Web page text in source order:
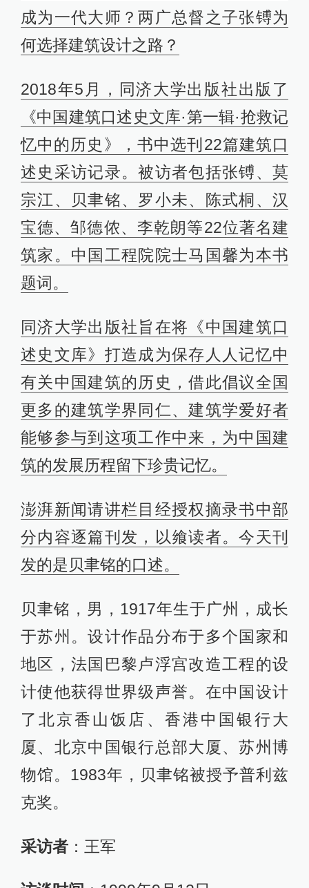
成为一代大师？两广总督之子张镈为
何选择建筑设计之路？
2018年5月，同济大学出版社出版了
《中国建筑口述史文库·第一辑·抢救记
忆中的历史》，书中选刊22篇建筑口
述史采访记录。被访者包括张镈、莫
宗江、贝聿铭、罗小未、陈式桐、汉
宝德、邹德侬、李乾朗等22位著名建
筑家。中国工程院院士马国馨为本书
题词。
同济大学出版社旨在将《中国建筑口
述史文库》打造成为保存人人记忆中
有关中国建筑的历史，借此倡议全国
更多的建筑学界同仁、建筑学爱好者
能够参与到这项工作中来，为中国建
筑的发展历程留下珍贵记忆。
澎湃新闻请讲栏目经授权摘录书中部
分内容逐篇刊发，以飨读者。今天刊
发的是贝聿铭的口述。
贝聿铭，男，1917年生于广州，成长
于苏州。设计作品分布于多个国家和
地区，法国巴黎卢浮宫改造工程的设
计使他获得世界级声誉。在中国设计
了北京香山饭店、香港中国银行大
厦、北京中国银行总部大厦、苏州博
物馆。1983年，贝聿铭被授予普利兹
克奖。
采访者：王军